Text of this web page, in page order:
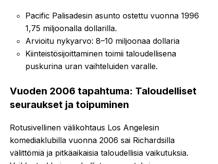
Pacific Palisadesin asunto ostettu vuonna 1996
1,75 miljoonalla dollarilla.
Arvioitu nykyarvo: 8–10 miljoonaa dollaria
Kiinteistösijoittaminen toimii taloudellisena
puskurina uran vaihteluiden varalle.
Vuoden 2006 tapahtuma: Taloudelliset
seuraukset ja toipuminen
Rotusivellinen välikohtaus Los Angelesin
komediaklubilla vuonna 2006 sai Richardsilla
välittömiä ja pitkäaikaisia taloudellisia vaikutuksia.